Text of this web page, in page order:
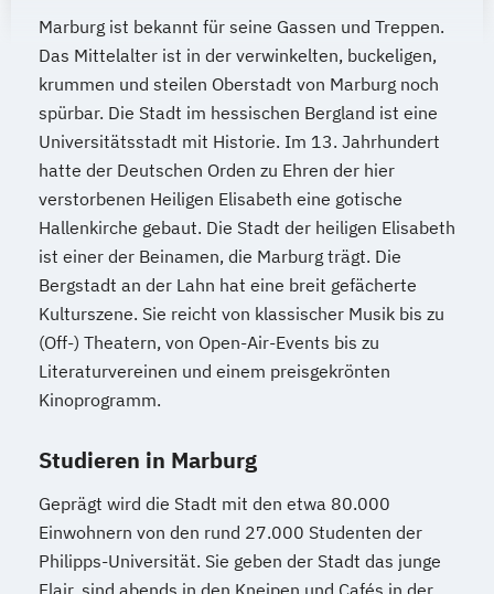
Marburg ist bekannt für seine Gassen und Treppen.
Das Mittelalter ist in der verwinkelten, buckeligen,
krummen und steilen Oberstadt von Marburg noch
spürbar. Die Stadt im hessischen Bergland ist eine
Universitätsstadt mit Historie. Im 13. Jahrhundert
hatte der Deutschen Orden zu Ehren der hier
verstorbenen Heiligen Elisabeth eine gotische
Hallenkirche gebaut. Die Stadt der heiligen Elisabeth
ist einer der Beinamen, die Marburg trägt. Die
Bergstadt an der Lahn hat eine breit gefächerte
Kulturszene. Sie reicht von klassischer Musik bis zu
(Off-) Theatern, von Open-Air-Events bis zu
Literaturvereinen und einem preisgekrönten
Kinoprogramm.
Studieren in Marburg
Geprägt wird die Stadt mit den etwa 80.000
Einwohnern von den rund 27.000 Studenten der
Philipps-Universität. Sie geben der Stadt das junge
Flair, sind abends in den Kneipen und Cafés in der